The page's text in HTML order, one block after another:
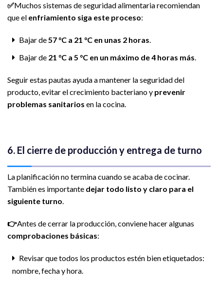
✅Muchos sistemas de seguridad alimentaria recomiendan
que el enfriamiento siga este proceso:
Bajar de57 °C a 21 °C en unas 2 horas.
Bajar de 21 °C a 5 °C en un máximo de 4 horas más
Seguir estas pautas ayuda a mantener la seguridad del
producto, evitar el crecimiento bacteriano y prevenir
problemas sanitarios en la cocina.
6. El cierre de producción y entrega de turno
La planificación no termina cuando se acaba de cocinar.
También es importante dejar todo listo y claro para el
siguiente turno.
👉Antes de cerrar la producción, conviene hacer algunas
comprobaciones básicas:
Revisar que todos los productos estén bien etiquetados:
nombre, fecha y hora.